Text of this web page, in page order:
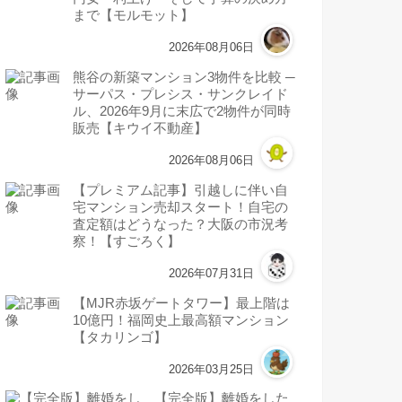
まで【モルモット】
2026年08月06日
熊谷の新築マンション3物件を比較 ─
サーパス・プレシス・サンクレイド
ル、2026年9月に末広で2物件が同時
販売【キウイ不動産】
2026年08月06日
【プレミアム記事】引越しに伴い自
宅マンション売却スタート！自宅の
査定額はどうなった？大阪の市況考
察！【すごろく】
2026年07月31日
【MJR赤坂ゲートタワー】最上階は
10億円！福岡史上最高額マンション
【タカリンゴ】
2026年03月25日
【完全版】離婚をした